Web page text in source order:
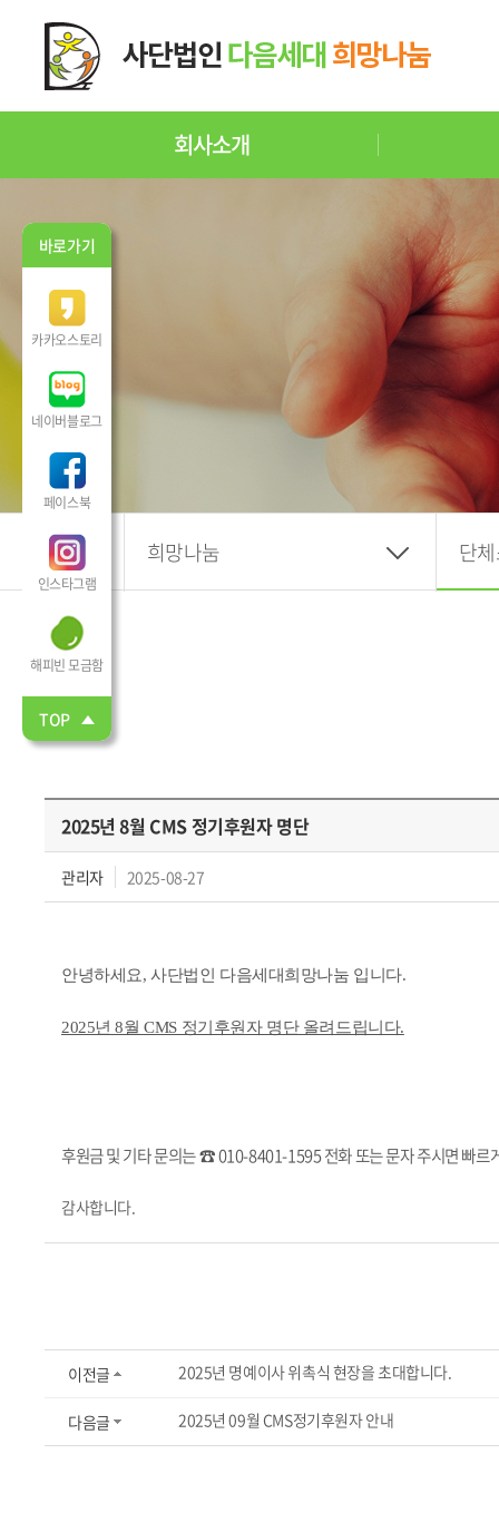
회사소개
희망나눔 단
2025년 8월 CMS 정기후원자 명단
관리자 2025-08-27
안녕하세요, 사단법인 다음세대희망나눔 입니다.
2025년 8월 CMS 정기후원자 명단 올려드립니다.
후원금 및 기타 문의는 ☎ 010-8401-1595 전화 또는 문자 주시면 빠르
감사합니다.
이전글 2025년 명예이사 위촉식 현장을 초대합니다.
다음글 2025년 09월 CMS정기후원자 안내
바로가기
카카오스토리
네이버블로그
페이스북
인스타그램
해피빈 모금함
TOP